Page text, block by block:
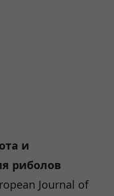
и
риболов
Journal of